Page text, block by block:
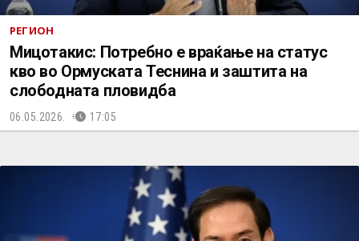
РЕГИОН
Мицотакис: Потребно е враќање на статус
кво во Ормуската Теснина и заштита на
слободната пловидба
06.05.2026. 17:05